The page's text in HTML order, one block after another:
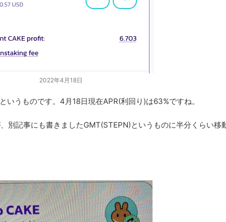
2022年4月18日
いうものです。4月18日現在APR(利回り)は63%ですね。
別記事にも書きましたGMT(STEPN)というものに半分くらい移